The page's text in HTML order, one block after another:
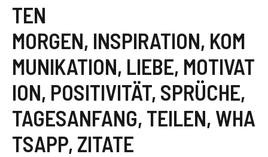
TEN
MORGEN, INSPIRATION, KOM
MUNIKATION, LIEBE, MOTIVAT
ION, POSITIVITÄT, SPRÜCHE,
TAGESANFANG, TEILEN, WHA
TSAPP, ZITATE